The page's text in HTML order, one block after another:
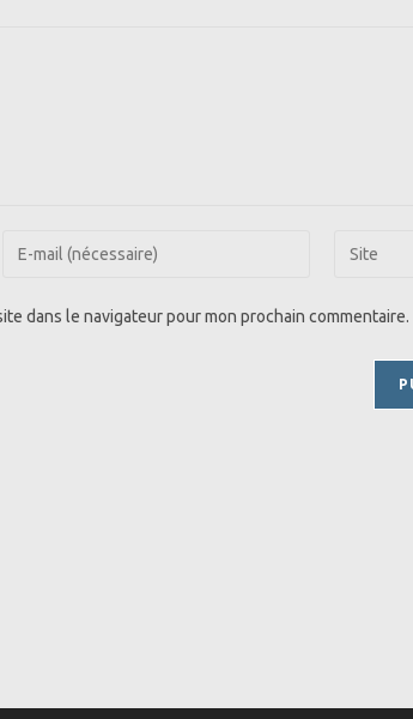
Saisir
(facultatif)
dans le navigateur pour mon prochain commentaire.